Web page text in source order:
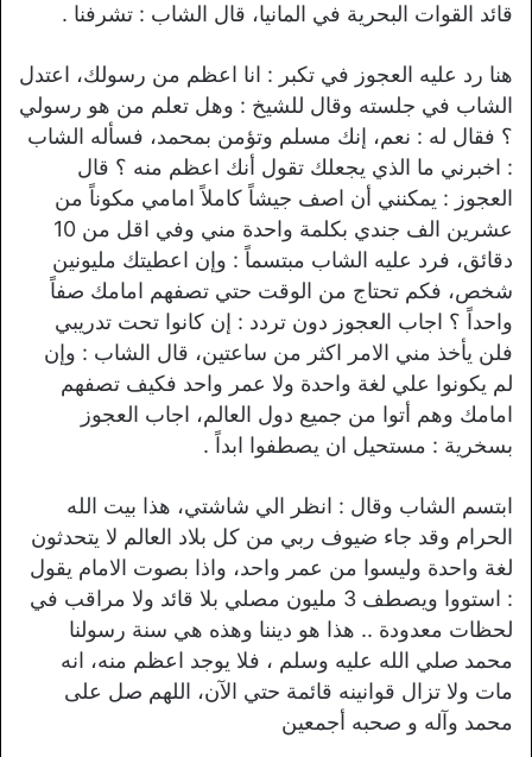
قائد القوات البحرية في المانيا، قال الشاب : تشرفنا .
هنا رد عليه العجوز في تكبر : انا اعظم من رسولك، اعتدل
الشاب في جلسته وقال للشيخ : وهل تعلم من هو رسولي
؟ فقال له : نعم، إنك مسلم وتؤمن بمحمد، فسأله الشاب
: اخبرني ما الذي يجعلك تقول أنك اعظم منه ؟ قال
العجوز : يمكنني أن اصف جيشاً كاملاً امامي مكوناً من
عشرين الف جندي بكلمة واحدة مني وفي اقل من 10
دقائق، فرد عليه الشاب مبتسماً : وإن اعطيتك مليونين
شخص، فكم تحتاج من الوقت حتي تصفهم امامك صفاً
واحداً ؟ اجاب العجوز دون تردد : إن كانوا تحت تدريبي
فلن يأخذ مني الامر اكثر من ساعتين، قال الشاب : وإن
لم يكونوا علي لغة واحدة ولا عمر واحد فكيف تصفهم
امامك وهم أتوا من جميع دول العالم، اجاب العجوز
بسخرية : مستحيل ان يصطفوا ابداً .
ابتسم الشاب وقال : انظر الي شاشتي، هذا بيت الله
الحرام وقد جاء ضيوف ربي من كل بلاد العالم لا يتحدثون
لغة واحدة وليسوا من عمر واحد، واذا بصوت الامام يقول
: استووا ويصطف 3 مليون مصلي بلا قائد ولا مراقب في
لحظات معدودة .. هذا هو ديننا وهذه هي سنة رسولنا
محمد صلي الله عليه وسلم ، فلا يوجد اعظم منه، انه
مات ولا تزال قوانينه قائمة حتي الآن، اللهم صل على
محمد وآله و صحبه أجمعين